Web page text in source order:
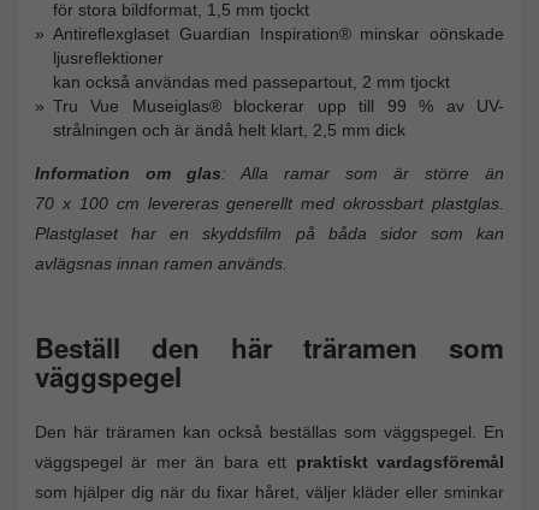
för stora bildformat, 1,5 mm tjockt
Antireflexglaset Guardian Inspiration® minskar oönskade
ljusreflektioner
kan också användas med passepartout, 2 mm tjockt
Tru Vue Museiglas® blockerar upp till 99 % av UV-
strålningen och är ändå helt klart, 2,5 mm dick
Information om glas: Alla ramar som är större än
70 x 100 cm levereras generellt med okrossbart plastglas.
Plastglaset har en skyddsfilm på båda sidor som kan
avlägsnas innan ramen används.
Beställ den här träramen som
väggspegel
Den här träramen kan också beställas som väggspegel. En
väggspegel är mer än bara ett praktiskt vardagsföremål
som hjälper dig när du fixar håret, väljer kläder eller sminkar